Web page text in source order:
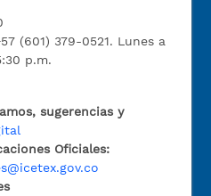
(601) 379-0521. Lunes a
p.m.
sugerencias y
Oficiales: